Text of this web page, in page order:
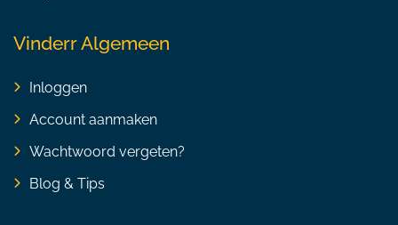
Vinderr Algemeen
Inloggen
Account aanmaken
Wachtwoord vergeten?
Blog & Tips